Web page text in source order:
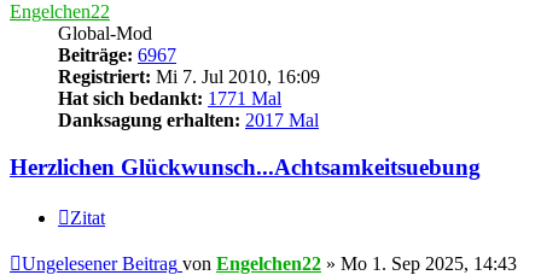
Engelchen22
Global-Mod
Beiträge: 6967
Registriert: Mi 7. Jul 2010, 16:09
Hat sich bedankt: 1771 Mal
Danksagung erhalten: 2017 Mal
Herzlichen Glückwunsch...Achtsamkeitsuebung
Zitat
Ungelesener Beitrag von Engelchen22 » Mo 1. Sep 2025, 14:43